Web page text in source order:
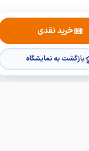
خرید نقدی
بازگشت به نمایشگاه